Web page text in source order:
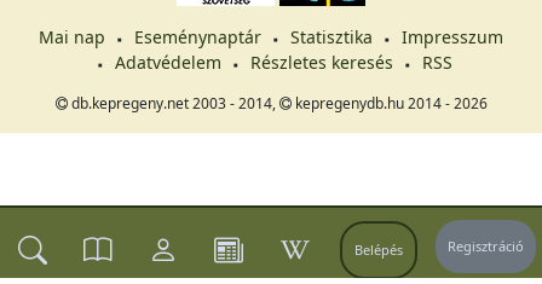
Belépés Regisztráció
Mai nap Eseménynaptár Statisztika
Impresszum
Adatvédelem
Részletes keresés RSS
db.kepregeny.net 2003 - 2014, kepregenydb.hu 2014 - 2026